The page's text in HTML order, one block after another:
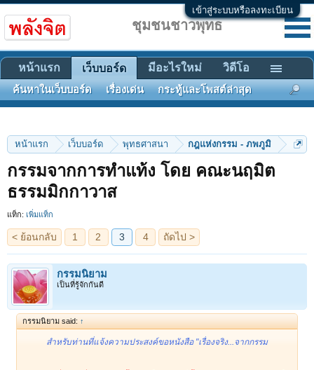
เข้าสู่ระบบหรือลงทะเบียน
หน้าแรก เว็บบอร์ด พุทธศาสนา กฎแห่งกรรม - ภพภูมิ
กรรมจากการทำแท้ง โดย คณะนฤมิต
ธรรมมิกกาวาส
แท็ก: เพิ่มแท็ก
< ย้อนกลับ 1 2 3 4 ถัดไป >
กรรมนิยาม
เป็นที่รู้จักกันดี
กรรมนิยาม said: ↑
สำหรับท่านที่แจ้งความประสงค์ขอหนังสือ "เรื่องจริง...จากกรรม
ชุมชนชาวพุทธ
หน้าแรก เว็บบอร์ด
ค้นหาในเว็บบอร์ด เรื่องเด่น กระทู้และโพสต์ล่าสุด
มีอะไรใหม่ วิดีโอ